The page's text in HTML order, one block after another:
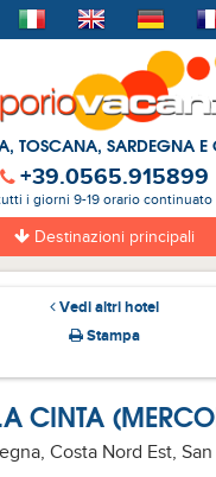
TOSCANA, SARDEGNA
+39.0565.915899
i giorni 9-19 orario continuato
Destinazioni principali
Vedi altri hotel
Stampa
CINTA
Costa Nord Est,